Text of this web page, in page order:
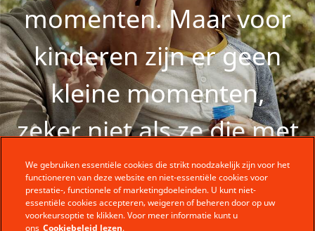
momenten. Maar voor
kinderen zijn er geen
kleine momenten,
zeker niet als ze die met
jou beleven.
Ontdek meer
We gebruiken essentiële cookies die strikt noodzakelijk zijn voor het
functioneren van deze website en niet-essentiële cookies voor
prestatie-, functionele of marketingdoeleinden. U kunt niet-
essentiële cookies accepteren, weigeren of beheren door op uw
voorkeursoptie te klikken. Voor meer informatie kunt u
ons Cookiebeleid lezen.